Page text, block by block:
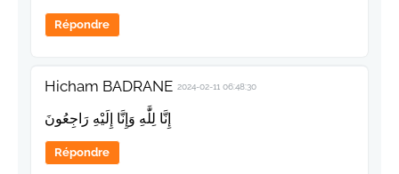
Répondre
Hicham BADRANE 2024-02-11 06:48:30
إِنَّا لِلَّٰهِ وَإِنَّا إِلَيْهِ رَاجِعُونَ
Répondre